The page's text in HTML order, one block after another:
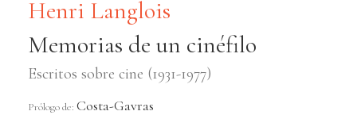
Henri Langlois
Memorias de un cinéfilo
Escritos sobre cine (1931-1977)
Prólogo de: Costa-Gavras